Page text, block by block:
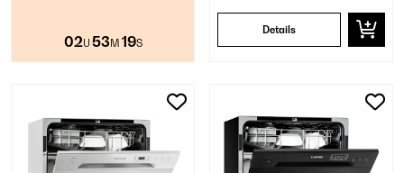
02U 53M 18S
Details